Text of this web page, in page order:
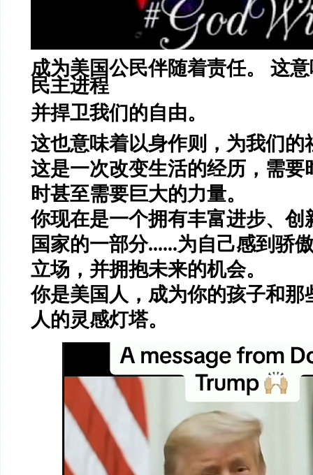
成为美国公民伴随着责任。 这
民主进程
并捍卫我们的自由。
这也意味着以身作则，为我们的
这是一次改变生活的经历，需要
时甚至需要巨大的力量。
你现在是一个拥有丰富进步、创
国家的一部分......为自己感到骄
立场，并拥抱未来的机会。
你是美国人， 成为你的孩子和那
人的灵感灯塔。